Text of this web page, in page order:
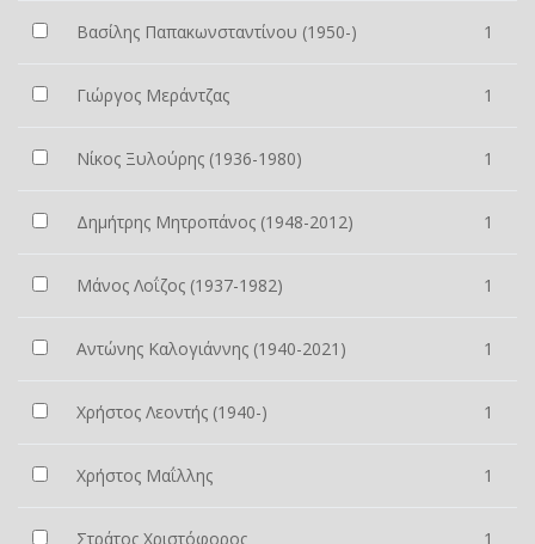
Βασίλης Παπακωνσταντίνου (1950-) 1
Γιώργος Μεράντζας 1
Νίκος Ξυλούρης (1936-1980) 1
Δημήτρης Μητροπάνος (1948-2012) 1
Μάνος Λοΐζος (1937-1982) 1
Αντώνης Καλογιάννης (1940-2021) 1
Χρήστος Λεοντής (1940-) 1
Χρήστος Μαΐλλης 1
Στράτος Χριστόφορος 1